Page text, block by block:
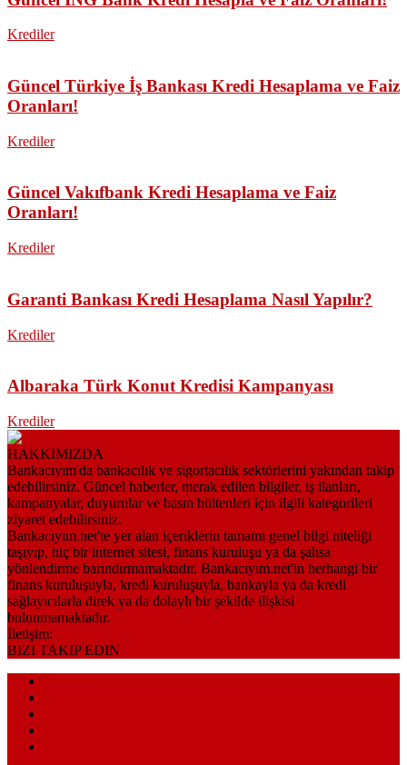
Krediler
Güncel Türkiye İş Bankası Kredi Hesaplama ve Faiz
Oranları!
Krediler
Güncel Vakıfbank Kredi Hesaplama ve Faiz
Oranları!
Krediler
Garanti Bankası Kredi Hesaplama Nasıl Yapılır?
Krediler
Albaraka Türk Konut Kredisi Kampanyası
Krediler
HAKKIMIZDA
Bankacıyım'da bankacılık ve sigortacılık sektörlerini yakından takip
edebilirsiniz. Güncel haberler, merak edilen bilgiler, iş ilanları,
kampanyalar, duyurular ve basın bültenleri için ilgili kategorileri
ziyaret edebilirsiniz.
Bankacıyım.net'te yer alan içeriklerin tamamı genel bilgi niteliği
taşıyıp, hiç bir internet sitesi, finans kuruluşu ya da şahsa
yönlendirme barındırmamaktadır. Bankacıyım.net'in herhangi bir
finans kuruluşuyla, kredi kuruluşuyla, bankayla ya da kredi
sağlayıcılarla direk ya da dolaylı bir şekilde ilişkisi
bulunmamaktadır.
İletişim:
BIZI TAKIP EDIN